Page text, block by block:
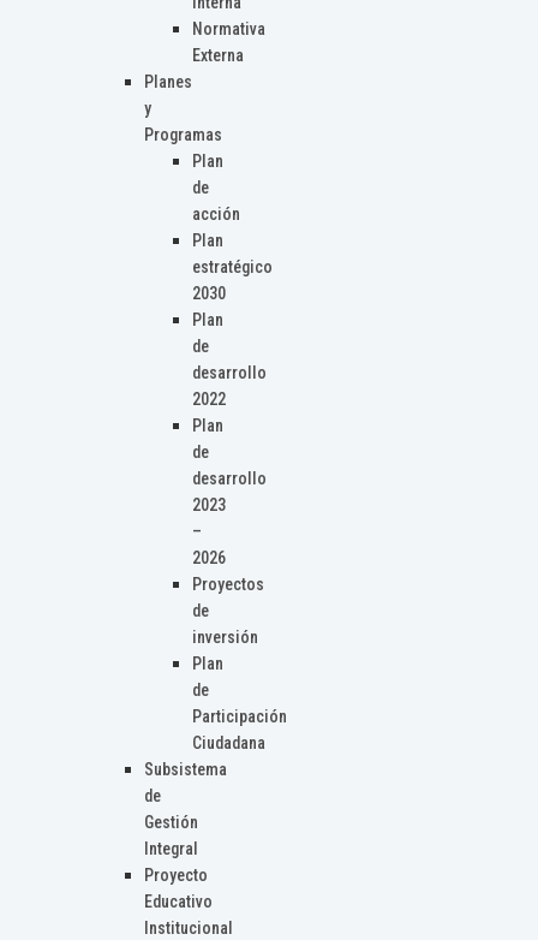
Normativa
Externa
Planes
y
Programas
Plan
de
acción
Plan
estratégico
2030
Plan
de
desarrollo
2022
Plan
de
desarrollo
2023
–
2026
Proyectos
de
inversión
Plan
de
Participación
Ciudadana
Subsistema
de
Gestión
Integral
Proyecto
Educativo
Institucional